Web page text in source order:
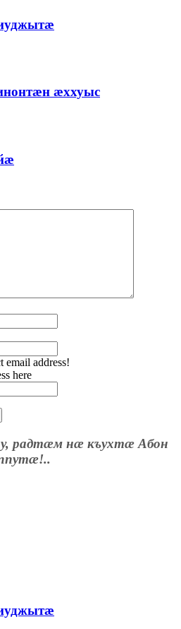
æххуыс
email address!
here
радтæм нæ къухтæ Абон